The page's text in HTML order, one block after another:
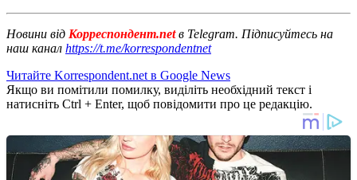
Новини від Корреспондент.netв Telegram. Підписуйтесь на
наш канал https://t.me/korrespondentnet
Читайте Korrespondent.net в Google News
Якщо ви помітили помилку, виділіть необхідний текст і
натисніть Ctrl + Enter, щоб повідомити про це редакцію.